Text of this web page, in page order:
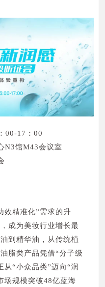
N1V09
司 N1T06
N1M05
N1S29
公司 N1V03
N1W30
N1L09
S.p.a.
司 N1J09
限公司 N1W35
司 N1W19
有限公司 N1L01
司 N1V35
N1V31
N1S08
N2S11
司 N2P01
N2D09
N2E09
N2V15
究所 N2W03
公司 N2F04
N2P05
N2H30
限公司 N2W25
限公司 N2A11
N2W32
00-17：00
N3馆M43会议室
效精准化”需求的升
成为美妆行业增长最
到精华油，从传统植
脂类产品凭借“分子级
从“小众品类”迈向“润
场规模突破48亿蓝海